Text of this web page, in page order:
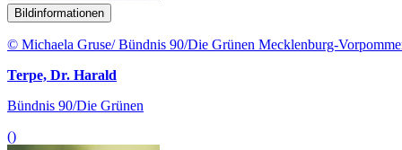
Bildinformationen
© Michaela Gruse/ Bündnis 90/Die Grünen Mecklenburg-
Terpe, Dr. Harald
Bündnis 90/Die Grünen
()